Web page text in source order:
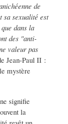
de
sa sexualité est
dans la
des "anti-
valeur pas
Jean-Paul II :
mystère
signifie
la